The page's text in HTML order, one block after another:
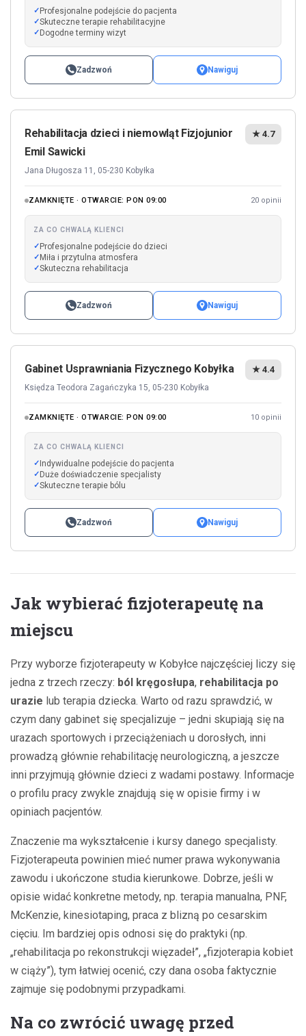
Profesjonalne podejście do pacjenta
Skuteczne terapie rehabilitacyjne
Dogodne terminy wizyt
Zadzwoń Nawiguj
Rehabilitacja dzieci i niemowląt Fizjojunior
Emil Sawicki
Jana Długosza 11, 05-230 Kobyłka
★ 4.7
ZAMKNIĘTE · OTWARCIE: PON 09:00 20 opinii
ZA CO CHWALĄ KLIENCI
Profesjonalne podejście do dzieci
Miła i przytulna atmosfera
Skuteczna rehabilitacja
Zadzwoń Nawiguj
Gabinet Usprawniania Fizycznego Kobyłka
Księdza Teodora Zagańczyka 15, 05-230 Kobyłka
★ 4.4
ZAMKNIĘTE · OTWARCIE: PON 09:00 10 opinii
ZA CO CHWALĄ KLIENCI
Indywidualne podejście do pacjenta
Duże doświadczenie specjalisty
Skuteczne terapie bólu
Zadzwoń Nawiguj
Jak wybierać fizjoterapeutę na
miejscu
Przy wyborze fizjoterapeuty w Kobyłce najczęściej liczy się
jedna z trzech rzeczy: ból kręgosłupa, rehabilitacja po
urazie lub terapia dziecka. Warto od razu sprawdzić, w
czym dany gabinet się specjalizuje – jedni skupiają się na
urazach sportowych i przeciążeniach u dorosłych, inni
prowadzą głównie rehabilitację neurologiczną, a jeszcze
inni przyjmują głównie dzieci z wadami postawy. Informacje
o profilu pracy zwykle znajdują się w opisie firmy i w
opiniach pacjentów.
Znaczenie ma wykształcenie i kursy danego specjalisty.
Fizjoterapeuta powinien mieć numer prawa wykonywania
zawodu i ukończone studia kierunkowe. Dobrze, jeśli w
opisie widać konkretne metody, np. terapia manualna, PNF,
McKenzie, kinesiotaping, praca z blizną po cesarskim
cięciu. Im bardziej opis odnosi się do praktyki (np.
„rehabilitacja po rekonstrukcji więzadeł”, „fizjoterapia kobiet
w ciąży”), tym łatwiej ocenić, czy dana osoba faktycznie
zajmuje się podobnymi przypadkami.
Na co zwrócić uwagę przed